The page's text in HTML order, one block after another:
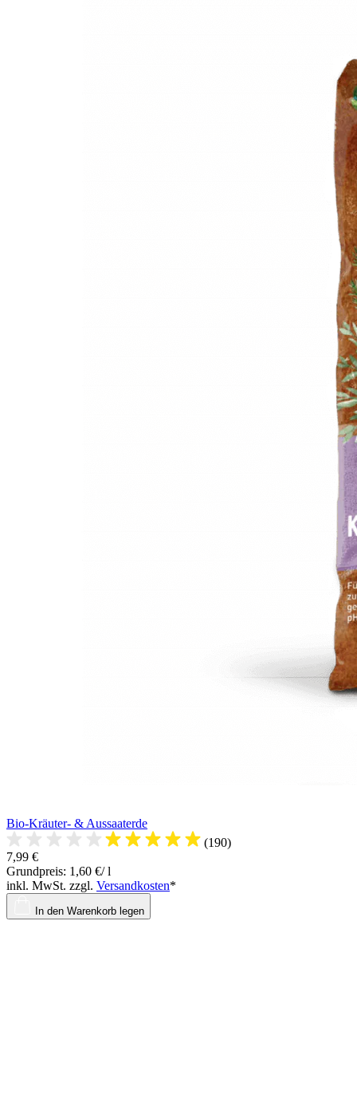
Bio-Kräuter- & Aussaaterde
(190)
7,99 €
Grundpreis: 1,60 €/ l
inkl. MwSt. zzgl. Versandkosten*
In den Warenkorb legen